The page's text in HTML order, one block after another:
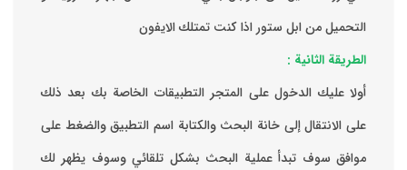
التحميل من ابل ستور اذا كنت تمتلك الايفون
الطريقة الثانية :
‏أولا عليك الدخول على المتجر التطبيقات الخاصة بك ‏بعد ذلك
على الانتقال إلى خانة البحث والكتابة اسم التطبيق والضغط على
موافق ‏سوف تبدأ عملية البحث بشكل تلقائي وسوف يظهر لك